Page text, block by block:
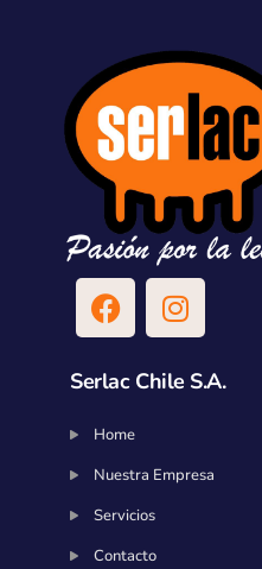
Serlac Chile S.A.
Home
Nuestra Empresa
Servicios
Contacto